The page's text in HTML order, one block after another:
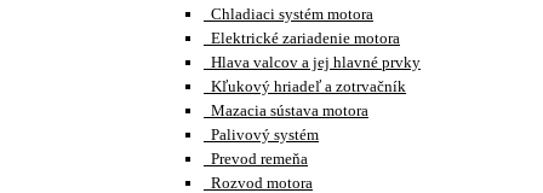
Chladiaci systém motora
Elektrické zariadenie motora
Hlava valcov a jej hlavné prvky
Kľukový hriadeľ a zotrvačník
Mazacia sústava motora
Palivový systém
Prevod remeňa
Rozvod motora